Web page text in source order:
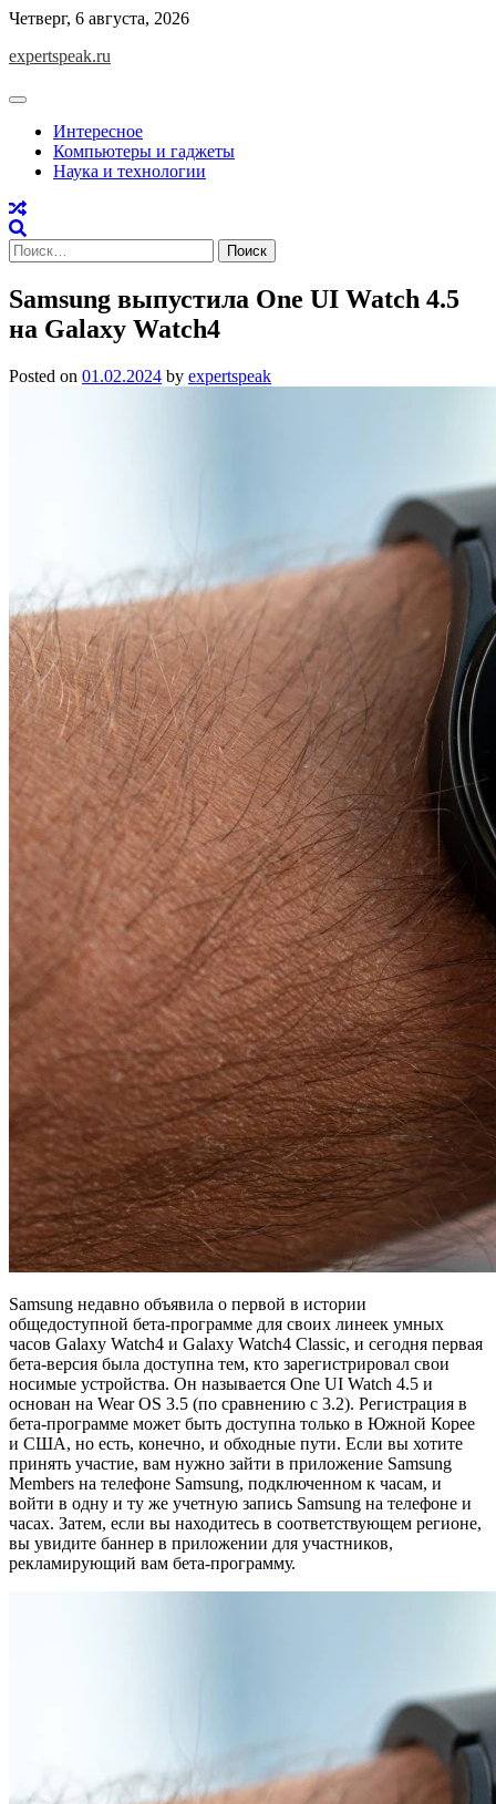
Skip
content
Четверг, 6 августа, 2026
expertspeak.ru
Интересное
Компьютеры и гаджеты
Наука и технологии
Найти:
Samsung выпустила One UI Watch 4.5
на Galaxy Watch4
Posted on 01.02.2024 by expertspeak
Samsung недавно объявила о первой в истории
общедоступной бета-программе для своих линеек умных
часов Galaxy Watch4 и Galaxy Watch4 Classic, и сегодня первая
бета-версия была доступна тем, кто зарегистрировал свои
носимые устройства. Он называется One UI Watch 4.5 и
основан на Wear OS 3.5 (по сравнению с 3.2). Регистрация в
бета-программе может быть доступна только в Южной Корее
и США, но есть, конечно, и обходные пути. Если вы хотите
принять участие, вам нужно зайти в приложение Samsung
Members на телефоне Samsung, подключенном к часам, и
войти в одну и ту же учетную запись Samsung на телефоне и
часах. Затем, если вы находитесь в соответствующем регионе,
вы увидите баннер в приложении для участников,
рекламирующий вам бета-программу.